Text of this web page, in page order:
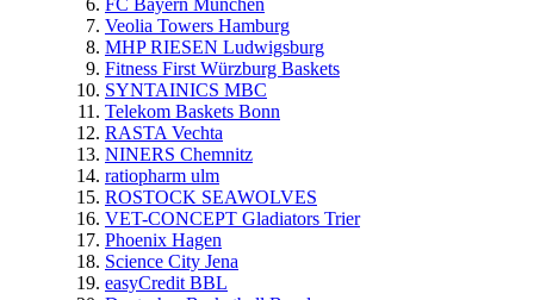
FC Bayern München
Veolia Towers Hamburg
MHP RIESEN Ludwigsburg
Fitness First Würzburg Baskets
SYNTAINICS MBC
Telekom Baskets Bonn
RASTA Vechta
NINERS Chemnitz
ratiopharm ulm
ROSTOCK SEAWOLVES
VET-CONCEPT Gladiators Trier
Phoenix Hagen
Science City Jena
easyCredit BBL